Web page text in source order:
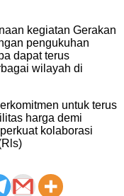
kegiatan Gerakan
pengukuhan
dapat terus
wilayah di
untuk terus
harga demi
kolaborasi